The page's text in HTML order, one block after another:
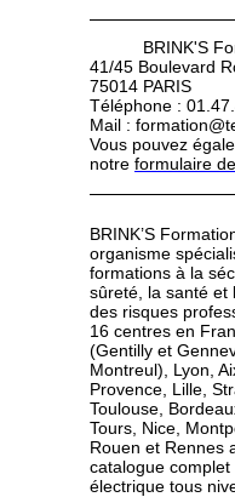
BRINK'S
41/45 Boulevard
75014 PARIS
Téléphone :
Mail :
Vous pouvez
notre formulaire
BRINK’S
organisme
formations à la
sûreté, la santé et
des risques
16 centres en
(Gentilly et
Montreul), Lyon,
Provence, Lille,
Toulouse,
Tours, Nice,
Rouen et Rennes
catalogue complet
électrique tous